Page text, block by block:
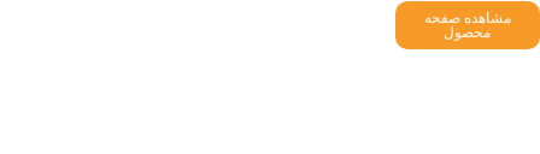
مشاهده صفحه
محصول